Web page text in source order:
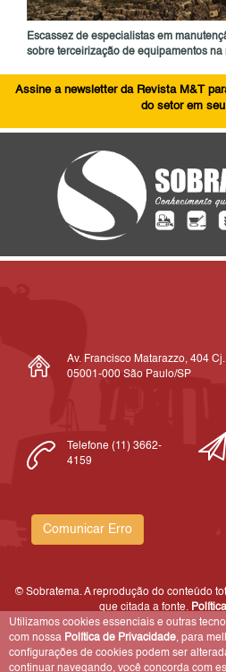
Escassez de especialistas em
sobre terceirização de equipamentos na
Assine a newsletter da Revista M&T
do setor em
Av. Francisco Matarazzo, 404
05001-000 São Paulo/SP
Telefone (11) 3662-
4159
Comunicar Erro
© Sobratema. A reprodução do conteúdo
que citada a fonte.
Utilizamos cookies essenciais e outras
com nossa Política de Privacidade, para
configurações de cookies podem ser
continuar navegando, você concorda com